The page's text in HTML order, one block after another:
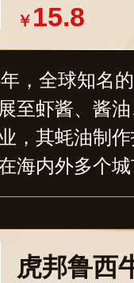
￥ 15.8
，全球知名
至虾酱、酱
，其蚝油制
海内外多个
务网络体系
虎邦鲁西